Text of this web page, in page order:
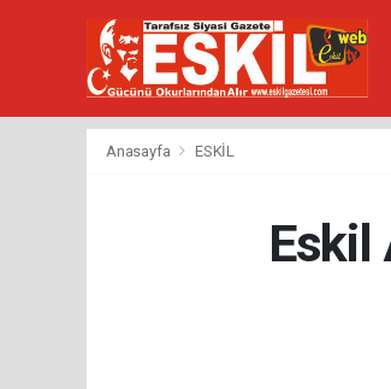
Anasayfa ESKİL
Eskil